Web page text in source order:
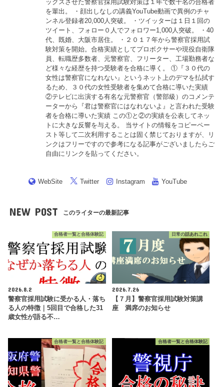
ックスさせた警察官採用試験対策は１年で数十名の合格者
を輩出。 ・顔出しなしの講義YouTube動画で異例のチャ
ンネル登録者20,000人突破。 ・ツイッターは１日１回の
ツイート、フォロー０人でフォロワー1,000人突破。 ・40
代、既婚、大阪市居住。 ・２０１７年から警察官採用試
験対策を開始。合格実績としてプロボクサーや現役自衛隊
員、転職歴多数者、元警察官、フリーター、工場勤務者な
ど様々な経歴を持つ受験者を合格に導く。 ①『３０代の
女性は警察官になれない』というネット上のデマを払拭す
るため、３０代の女性受験者を集めて合格に導いた実績
②テレビに出演する有名な元警察官（警部級）のコメンテ
ーターから『君は警察官にはなれないよ』と言われた受験
者を合格に導いた実績 この①と②の実績を公表してネッ
トに大きな反響を与える。 当サイトの情報をコピーペー
スト等して二次利用することは固く禁じておりますが、リ
ンクはフリーですので参考になる記事がございましたらご
自由にリンクを貼ってください。
WebSite Twitter Instagram YouTube
NEW POST このライターの最新記事
合格者一覧と合格体験記
2026.8.2
警察官採用試験に受かる人・落ち
る人の特徴｜5回目で合格した31
歳女性が語る不…
日常の話あれこれ
2026.7.26
【７月】警察官採用試験対策講
座 満席のお知らせ
合格者一覧と合格体験記 合格者一覧と合格体験記